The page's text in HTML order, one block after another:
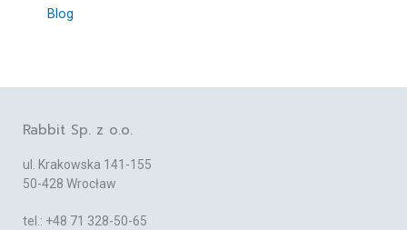
Blog
Rabbit Sp. z o.o.
ul. Krakowska 141-155
50-428 Wrocław
tel.: +48 71 328-50-65